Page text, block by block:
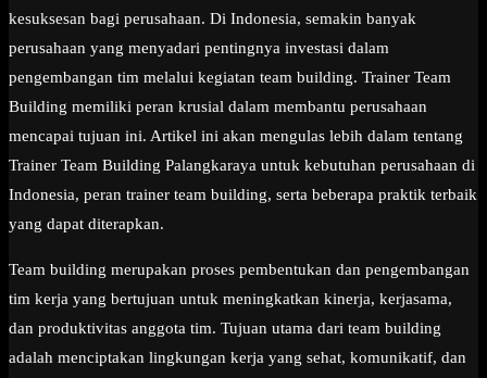
kesuksesan bagi perusahaan. Di Indonesia, semakin banyak
perusahaan yang menyadari pentingnya investasi dalam
pengembangan tim melalui kegiatan team building. Trainer Team
Building memiliki peran krusial dalam membantu perusahaan
mencapai tujuan ini. Artikel ini akan mengulas lebih dalam tentang
Trainer Team Building Palangkaraya untuk kebutuhan perusahaan di
Indonesia, peran trainer team building, serta beberapa praktik terbaik
yang dapat diterapkan.
Team building merupakan proses pembentukan dan pengembangan
tim kerja yang bertujuan untuk meningkatkan kinerja, kerjasama,
dan produktivitas anggota tim. Tujuan utama dari team building
adalah menciptakan lingkungan kerja yang sehat, komunikatif, dan